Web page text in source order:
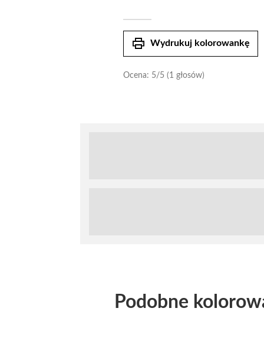
print Wydrukuj kolorowankę
Ocena: 5/5 (1 głosów)
Podobne